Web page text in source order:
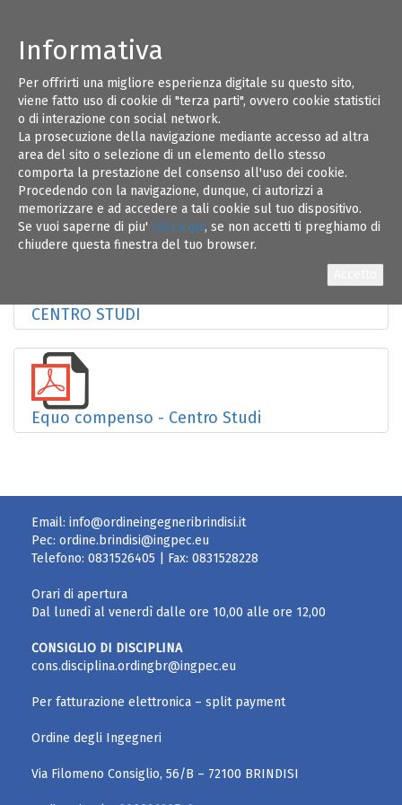
Informativa
Per offrirti una migliore esperienza digitale su questo sito,
viene fatto uso di cookie di "terza parti", ovvero cookie statistici
o di interazione con social network.
La prosecuzione della navigazione mediante accesso ad altra
area del sito o selezione di un elemento dello stesso
comporta la prestazione del consenso all'uso dei cookie.
Procedendo con la navigazione, dunque, ci autorizzi a
memorizzare e ad accedere a tali cookie sul tuo dispositivo.
Se vuoi saperne di piu' clicca qui, se non accetti ti preghiamo di
chiudere questa finestra del tuo browser.
31
MAG 18
Consiglio Nazionale Ingegneri - CIRC. 241-
Principio equo compenso remunerazione
prestazioni professionali art.19-trasmissione
Documento Centro Studi
CENTRO STUDI
Equo compenso - Centro Studi
Email: info@ordineingegneribrindisi.it
Pec: ordine.brindisi@ingpec.eu
Telefono: 0831526405 | Fax: 0831528228
Orari di apertura
Dal lunedì al venerdì dalle ore 10,00 alle ore 12,00
CONSIGLIO DI DISCIPLINA
cons.disciplina.ordingbr@ingpec.eu
Per fatturazione elettronica – split payment
Ordine degli Ingegneri
Via Filomeno Consiglio, 56/B – 72100 BRINDISI